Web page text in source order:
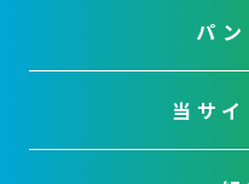
パ
当サ